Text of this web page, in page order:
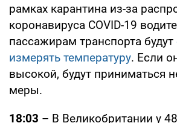
рамках карантина из-за
коронавируса COVID-19
пассажирам транспорта будут
измерять температуру. Если
высокой, будут приниматься
меры.
18:03 – В Великобритании у